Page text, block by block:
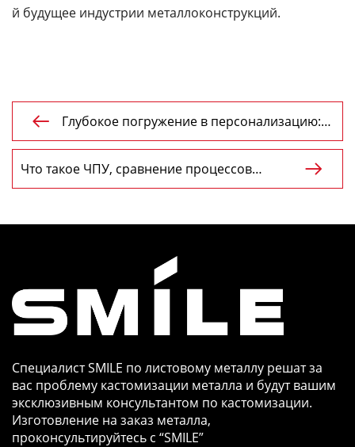
й будущее индустрии металлоконструкций.

Глубокое погружение в персонализацию:
CHNSMILE блистает на 138-й Кантонской
Что такое ЧПУ, сравнение процессов
обработки с ЧПУ

Специалист SMILE по листовому металлу решат за
вас проблему кастомизации металла и будут вашим
эксклюзивным консультантом по кастомизации.
Изготовление на заказ металла,
проконсультируйтесь с “SMILE”